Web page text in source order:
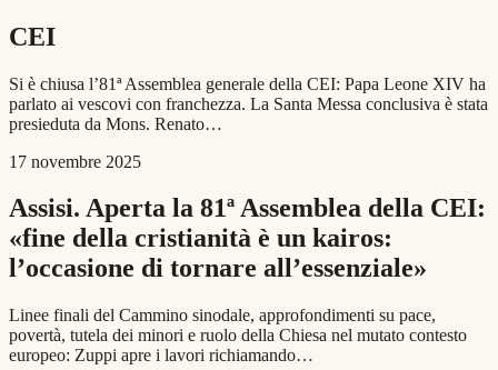
CEI
Si è chiusa l’81ª Assemblea generale della CEI: Papa Leone XIV ha
parlato ai vescovi con franchezza. La Santa Messa conclusiva è stata
presieduta da Mons. Renato…
17 novembre 2025
Assisi. Aperta la 81ª Assemblea della CEI:
«fine della cristianità è un kairos:
l’occasione di tornare all’essenziale»
Linee finali del Cammino sinodale, approfondimenti su pace,
povertà, tutela dei minori e ruolo della Chiesa nel mutato contesto
europeo: Zuppi apre i lavori richiamando…